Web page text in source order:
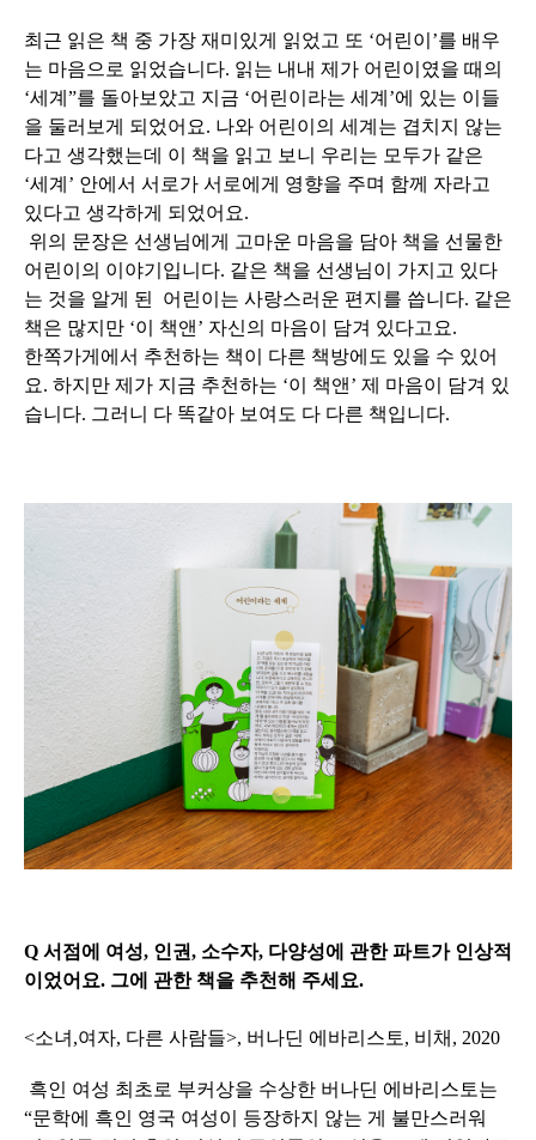
최근 읽은 책 중 가장 재미있게 읽었고 또 ‘어린이’를 배우
는 마음으로 읽었습니다. 읽는 내내 제가 어린이였을 때의
‘세계”를 돌아보았고 지금 ‘어린이라는 세계’에 있는 이들
을 둘러보게 되었어요. 나와 어린이의 세계는 겹치지 않는
다고 생각했는데 이 책을 읽고 보니 우리는 모두가 같은
‘세계’ 안에서 서로가 서로에게 영향을 주며 함께 자라고
있다고 생각하게 되었어요.
위의 문장은 선생님에게 고마운 마음을 담아 책을 선물한
어린이의 이야기입니다. 같은 책을 선생님이 가지고 있다
는 것을 알게 된 어린이는 사랑스러운 편지를 씁니다. 같은
책은 많지만 ‘이 책앤’ 자신의 마음이 담겨 있다고요.
한쪽가게에서 추천하는 책이 다른 책방에도 있을 수 있어
요. 하지만 제가 지금 추천하는 ‘이 책앤’ 제 마음이 담겨 있
습니다. 그러니 다 똑같아 보여도 다 다른 책입니다.
Q 서점에 여성, 인권, 소수자, 다양성에 관한 파트가 인상적
이었어요. 그에 관한 책을 추천해 주세요.
<소녀,여자, 다른 사람들>, 버나딘 에바리스토, 비채, 2020
흑인 여성 최초로 부커상을 수상한 버나딘 에바리스토는
“문학에 흑인 영국 여성이 등장하지 않는 게 불만스러워